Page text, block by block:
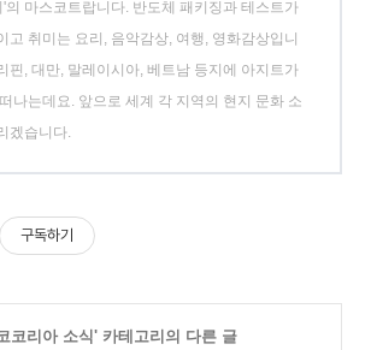
'의 마스코트랍니다. 반도체 패키징과 테스트가
고 취미는 요리, 음악감상, 여행, 영화감상입니
핀, 대만, 말레이시아, 베트남 등지에 아지트가
나는데요. 앞으로 세계 각 지역의 현지 문화 소
겠습니다.
구독하기
코리아 소식' 카테고리의 다른 글